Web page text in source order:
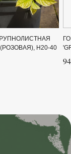
(РОЗОВАЯ), H20-40